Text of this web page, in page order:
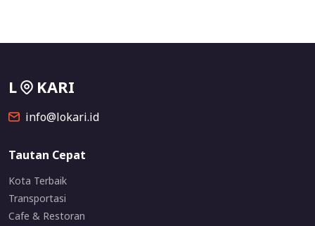
L KARI
info@lokari.id
Tautan Cepat
Kota Terbaik
Transportasi
Cafe & Restoran